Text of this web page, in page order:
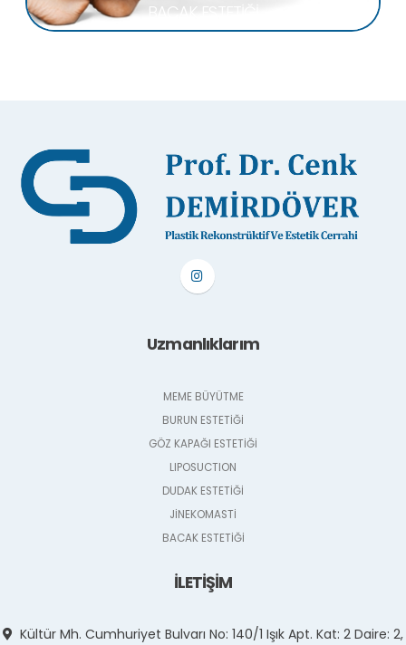
BACAK ESTETİĞİ
Uzmanlıklarım
MEME BÜYÜTME
BURUN ESTETİĞİ
GÖZ KAPAĞI ESTETİĞİ
LIPOSUCTION
DUDAK ESTETİĞİ
JİNEKOMASTİ
BACAK ESTETİĞİ
İLETİŞİM
Kültür Mh. Cumhuriyet Bulvarı No: 140/1 Işık Apt. Kat: 2 Daire: 2,